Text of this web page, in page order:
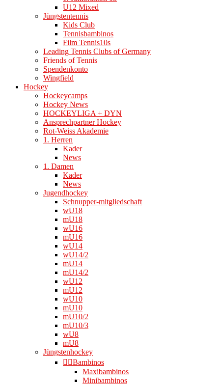
U12 Mixed
Jüngstentennis
Kids Club
Tennisbambinos
Film Tennis10s
Leading Tennis Clubs of Germany
Friends of Tennis
Spendenkonto
Wingfield
Hockey
Hockeycamps
Hockey News
HOCKEYLIGA + DYN
Ansprechpartner Hockey
Rot-Weiss Akademie
1. Herren
Kader
News
1. Damen
Kader
News
Jugendhockey
Schnupper-mitgliedschaft
wU18
mU18
wU16
mU16
wU14
wU14/2
mU14
mU14/2
wU12
mU12
wU10
mU10
mU10/2
mU10/3
wU8
mU8
Jüngstenhockey
👉🏻Bambinos
Maxibambinos
Minibambinos